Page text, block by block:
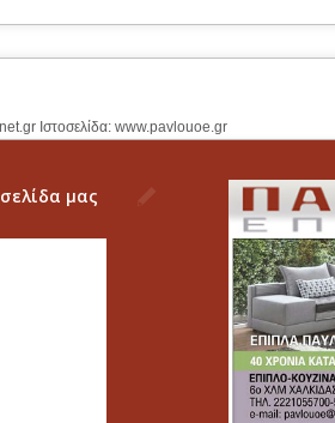
Ιστοσελίδα: www.pavlouoe.gr
μας